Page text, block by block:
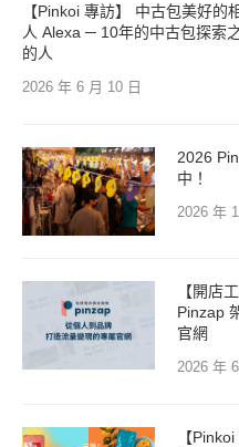
【Pinkoi 專訪】 中古包美好
人 Alexa ─ 10年的中古包探索
的人
2026 年 6 月 10 日
2026
中！
2026 年
【開店
Pinzap
官網
2026 年
【